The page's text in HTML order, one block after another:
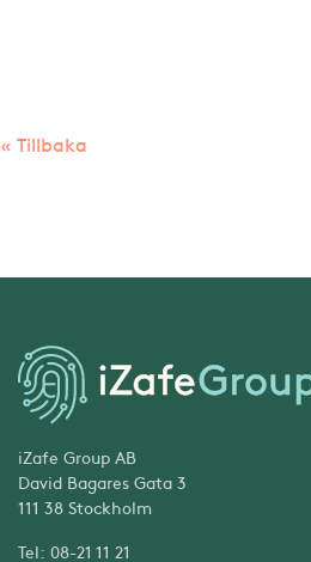
« Tillbaka
iZafe Group AB
David Bagares Gata 3
111 38 Stockholm
Tel: 08-21 11 21